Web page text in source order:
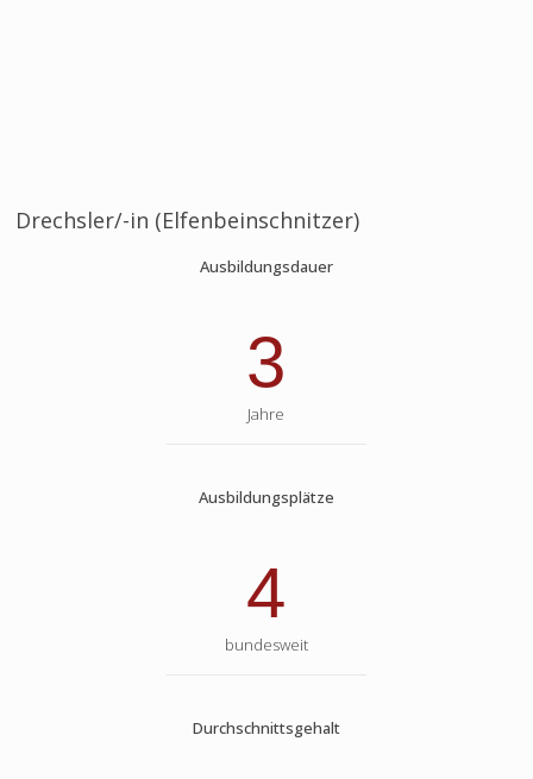
Drechsler/-in (Elfenbeinschnitzer)
Ausbildungsdauer
3
Jahre
Ausbildungsplätze
4
bundesweit
Durchschnittsgehalt